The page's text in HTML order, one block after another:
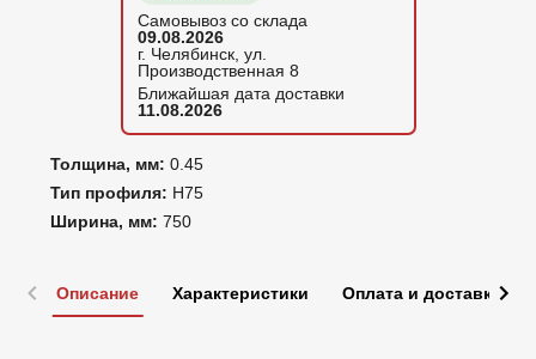
Толщина, мм: 0.45
Тип профиля: Н75
Ширина, мм: 750
Самовывоз со склада
09.08.2026
г. Челябинск, ул.
Производственная 8
Ближайшая дата доставки
11.08.2026
Описание Характеристики Оплата и доставка